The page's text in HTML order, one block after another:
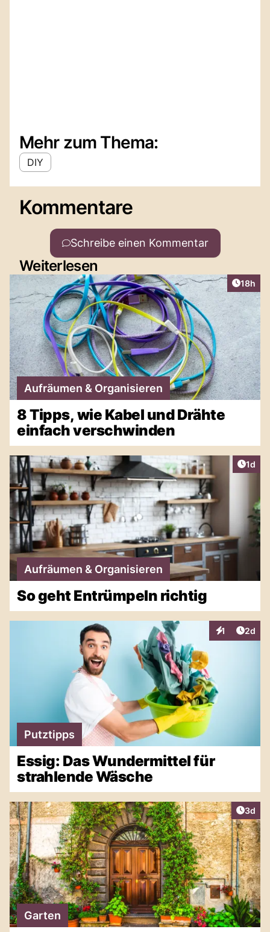
Mehr zum Thema:
DIY
Kommentare
Schreibe einen Kommentar
Weiterlesen
Artikel
18h
Aufräumen & Organisieren
8 Tipps, wie Kabel und Drähte
einfach verschwinden
1d
Aufräumen & Organisieren
So geht Entrümpeln richtig
1
Interaktionen
2d
Putztipps
Essig: Das Wundermittel für
strahlende Wäsche
3d
Garten